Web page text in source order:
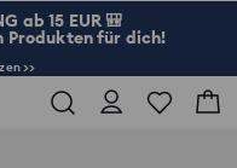
ab 15 EUR 🎒
Produkten für dich!
>>